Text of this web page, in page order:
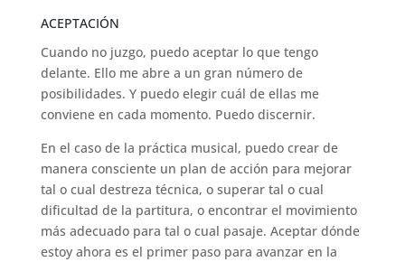
ACEPTACIÓN
Cuando no juzgo, puedo aceptar lo que tengo
delante. Ello me abre a un gran número de
posibilidades. Y puedo elegir cuál de ellas me
conviene en cada momento. Puedo discernir.
En el caso de la práctica musical, puedo crear de
manera consciente un plan de acción para mejorar
tal o cual destreza técnica, o superar tal o cual
dificultad de la partitura, o encontrar el movimiento
más adecuado para tal o cual pasaje. Aceptar dónde
estoy ahora es el primer paso para avanzar en la